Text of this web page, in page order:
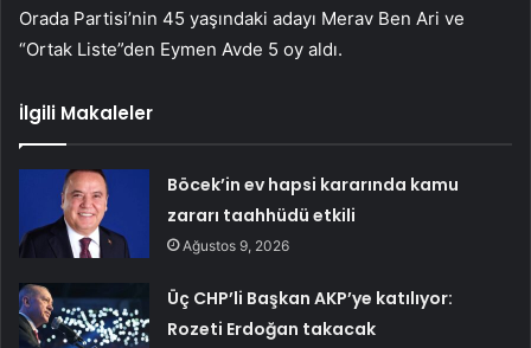
Orada Partisi’nin 45 yaşındaki adayı Merav Ben Ari ve
“Ortak Liste”den Eymen Avde 5 oy aldı.
İlgili Makaleler
Böcek’in ev hapsi kararında kamu
zararı taahhüdü etkili
Ağustos 9, 2026
Üç CHP’li Başkan AKP’ye katılıyor:
Rozeti Erdoğan takacak